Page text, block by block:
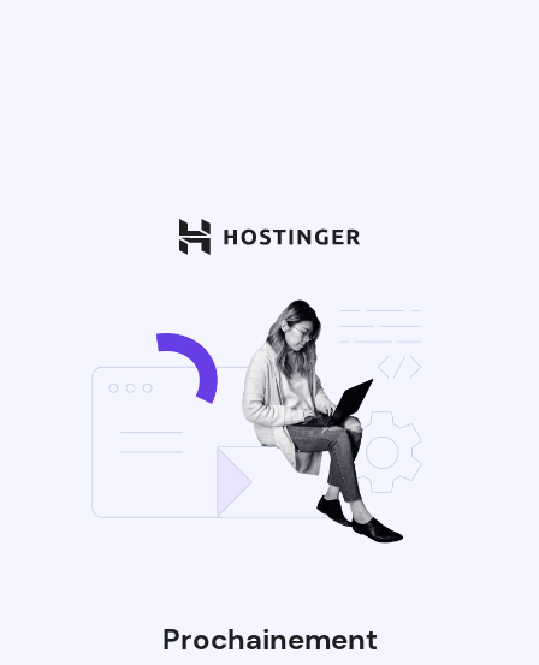
Prochainement